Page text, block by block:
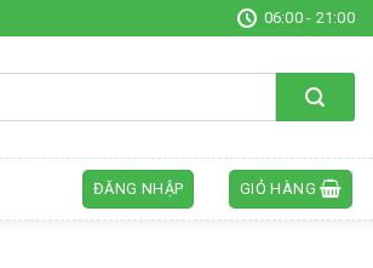
06:00 - 21:00
ĐĂNG NHẬP GIỎ HÀNG